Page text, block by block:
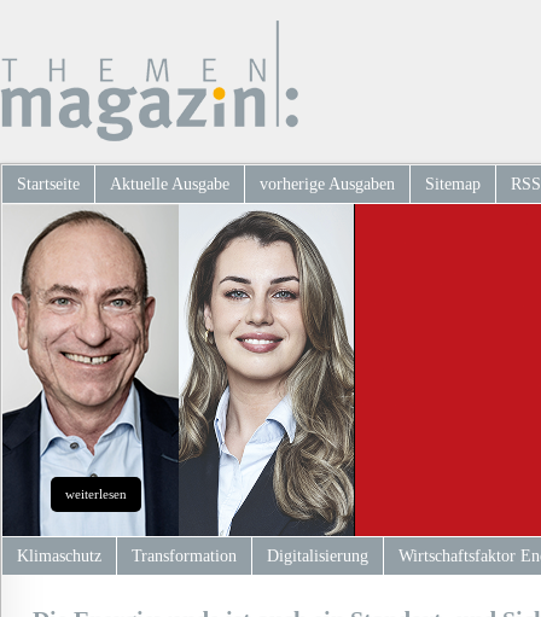
Startseite Aktuelle Ausgabe vorherige Ausgaben Sitemap RSS
weiterlesen
Klimaschutz Transformation Digitalisierung Wirtschaftsfaktor